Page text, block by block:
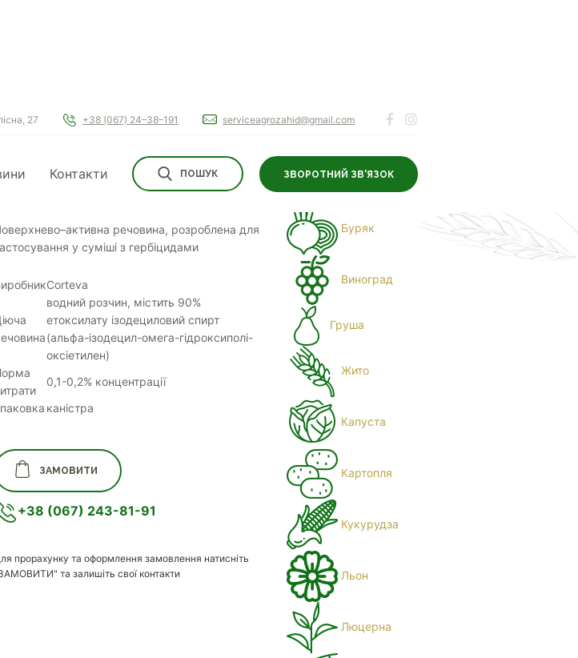
Контакти ПОШУК ЗВОРОТНИЙ ЗВ'ЯЗОК
27 +38 (067) 24–38–191 serviceagrozahid@gmail.com
речовина, розроблена для
у суміші з гербіцидами
Corteva
водний розчин, містить 90%
етоксилату ізодециловий спирт
(альфа-ізодецил-омега-гідроксиполі-
оксіетилен)
0,1-0,2% концентрації
каністра
ЗАМОВИТИ
+38 (067) 243-81-91
прорахунку та оформлення замовлення натисніть
та залишіть свої контакти
ДЛЯ КУЛЬТУР
Буряк
Виноград
Груша
Жито
Капуста
Картопля
Кукурудза
Льон
Люцерна